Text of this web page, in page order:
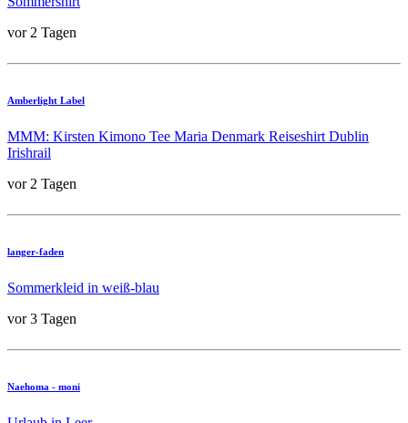
vor 2 Tagen
Amberlight Label
MMM: Kirsten Kimono Tee Maria Denmark Reiseshirt Dublin
Irishrail
vor 2 Tagen
langer-faden
Sommerkleid in weiß-blau
vor 3 Tagen
Naehoma - moni